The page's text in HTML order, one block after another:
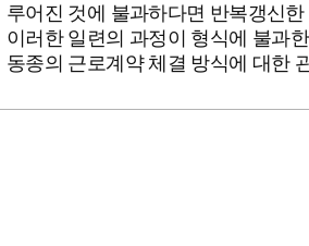
루어진 것에 불과하다면 반복갱신
이러한 일련의 과정이 형식에 불과
동종의 근로계약 체결 방식에 대한